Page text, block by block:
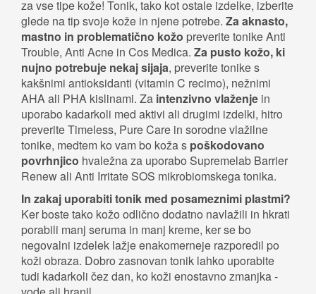
za vse tipe kože! Tonik, tako kot ostale izdelke, izberite
glede na tip svoje kože in njene potrebe. Za aknasto,
mastno in problematično kožo preverite tonike Anti
Trouble, Anti Acne in Cos Medica. Za pusto kožo, ki
nujno potrebuje nekaj sijaja, preverite tonike s
kakšnimi antioksidanti (vitamin C recimo), nežnimi
AHA ali PHA kislinami. Za intenzivno vlaženje in
uporabo kadarkoli med aktivi ali drugimi izdelki, hitro
preverite Timeless, Pure Care in sorodne vlažilne
tonike, medtem ko vam bo koža s poškodovano
povrhnjico hvaležna za uporabo Supremelab Barrier
Renew ali Anti Irritate SOS mikrobiomskega tonika.
In zakaj uporabiti tonik med posameznimi plastmi?
Ker boste tako kožo odlično dodatno navlažili in hkrati
porabili manj seruma in manj kreme, ker se bo
negovalni izdelek lažje enakomerneje razporedil po
koži obraza. Dobro zasnovan tonik lahko uporabite
tudi kadarkoli čez dan, ko koži enostavno zmanjka -